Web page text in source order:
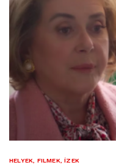
HELYEK, FILMEK, ÍZEK